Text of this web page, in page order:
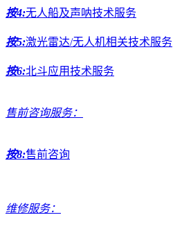
按4:无人船及声呐技术服务
按5:激光雷达/无人机相关技术服务
按6:北斗应用技术服务
售前咨询服务：
按8:售前咨询
维修服务：